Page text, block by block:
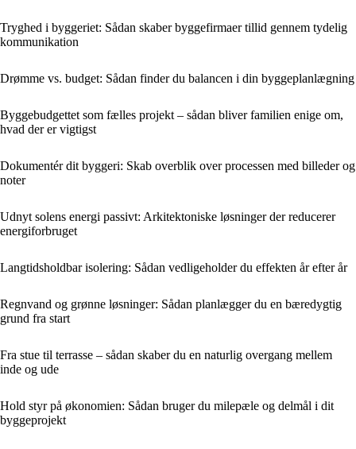
Tryghed i byggeriet: Sådan skaber byggefirmaer tillid gennem tydelig
kommunikation
Drømme vs. budget: Sådan finder du balancen i din byggeplanlægning
Byggebudgettet som fælles projekt – sådan bliver familien enige om,
hvad der er vigtigst
Dokumentér dit byggeri: Skab overblik over processen med billeder og
noter
Udnyt solens energi passivt: Arkitektoniske løsninger der reducerer
energiforbruget
Langtidsholdbar isolering: Sådan vedligeholder du effekten år efter år
Regnvand og grønne løsninger: Sådan planlægger du en bæredygtig
grund fra start
Fra stue til terrasse – sådan skaber du en naturlig overgang mellem
inde og ude
Hold styr på økonomien: Sådan bruger du milepæle og delmål i dit
byggeprojekt